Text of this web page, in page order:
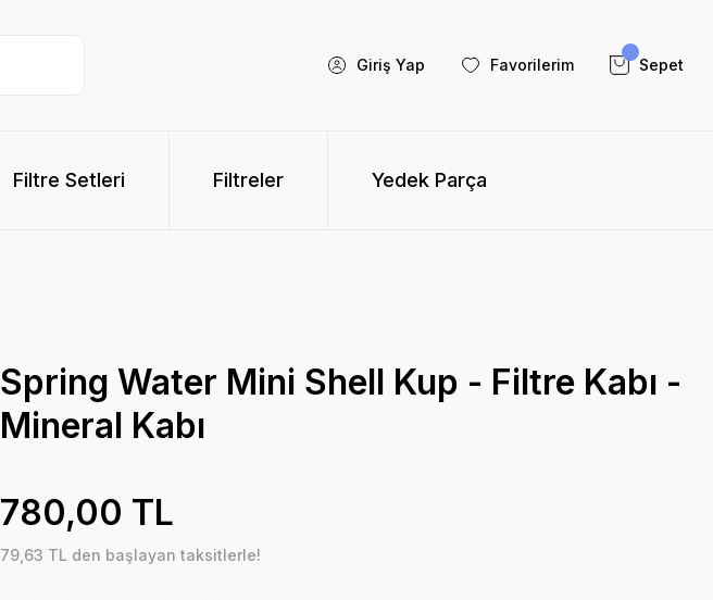
Giriş Yap Favorilerim Sepet
Filtre Setleri Filtreler Yedek Parça
Spring Water Mini Shell Kup - Filtre Kabı -
Mineral Kabı
780,00 TL
79,63 TL den başlayan taksitlerle!